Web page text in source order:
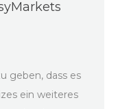
geben, dass es
ein weiteres